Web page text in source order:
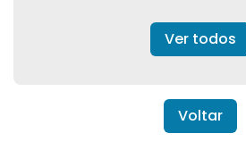
Ver todos
Voltar